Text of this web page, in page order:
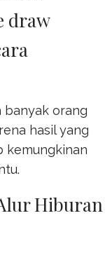
draw
banyak orang
hasil yang
kemungkinan
Hiburan